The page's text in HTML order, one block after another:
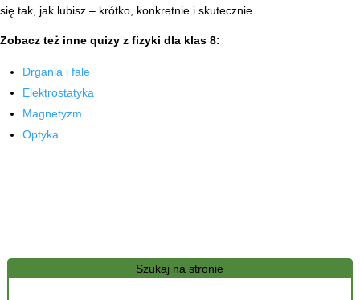
Szukaj na stronie
się tak, jak lubisz – krótko, konkretnie i skutecznie.
Zobacz też inne quizy z fizyki dla klas 8:
Drgania i fale
Elektrostatyka
Magnetyzm
Optyka